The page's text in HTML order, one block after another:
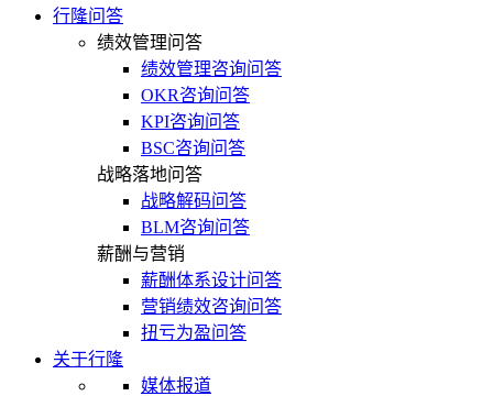
行隆问答
绩效管理问答
绩效管理咨询问答
OKR咨询问答
KPI咨询问答
BSC咨询问答
战略落地问答
战略解码问答
BLM咨询问答
薪酬与营销
薪酬体系设计问答
营销绩效咨询问答
扭亏为盈问答
关于行隆
媒体报道